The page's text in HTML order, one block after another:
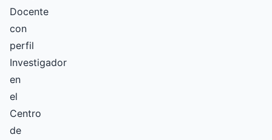
Docente
con
perfil
Investigador
en
el
Centro
de